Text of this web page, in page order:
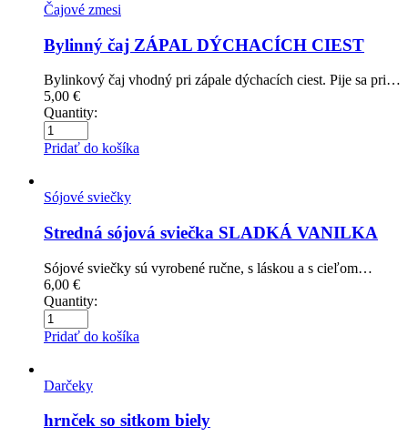
Čajové zmesi
Bylinný čaj ZÁPAL DÝCHACÍCH CIEST
Bylinkový čaj vhodný pri zápale dýchacích ciest. Pije sa pri…
5,00 €
Quantity:
Pridať do košíka
Sójové sviečky
Stredná sójová sviečka SLADKÁ VANILKA
Sójové sviečky sú vyrobené ručne, s láskou a s cieľom…
6,00 €
Quantity:
Pridať do košíka
Darčeky
hrnček so sitkom biely